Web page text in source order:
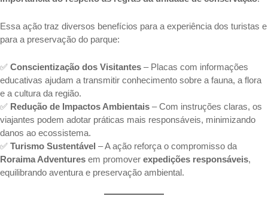
Essa ação traz diversos benefícios para a experiência dos turistas e
para a preservação do parque:
✅ Conscientização dos Visitantes – Placas com informações
educativas ajudam a transmitir conhecimento sobre a fauna, a flora
e a cultura da região.
✅ Redução de Impactos Ambientais – Com instruções claras, os
viajantes podem adotar práticas mais responsáveis, minimizando
danos ao ecossistema.
✅ Turismo Sustentável – A ação reforça o compromisso da
Roraima Adventures em promover expedições responsáveis,
equilibrando aventura e preservação ambiental.